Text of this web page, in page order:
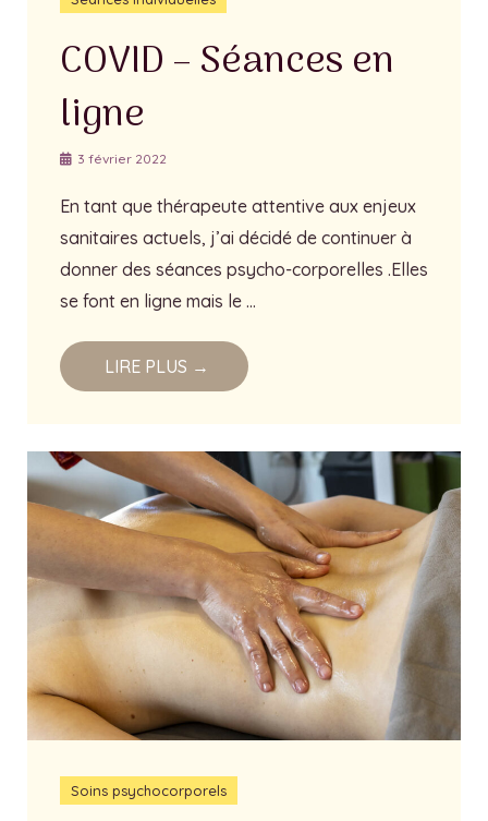
COVID – Séances en
ligne
3 février 2022
En tant que thérapeute attentive aux enjeux
sanitaires actuels, j’ai décidé de continuer à
donner des séances psycho-corporelles .Elles
se font en ligne mais le …
LIRE PLUS →
Soins psychocorporels